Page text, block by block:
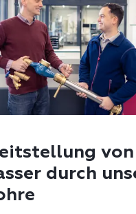
von
durch